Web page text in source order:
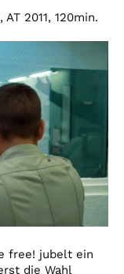
AT 2011, 120min.
free! jubelt ein
die Wahl